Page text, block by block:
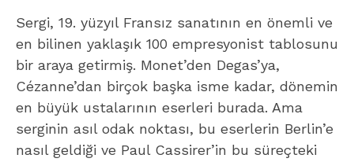
Sergi, 19. yüzyıl Fransız sanatının en önemli ve
en bilinen yaklaşık 100 empresyonist tablosunu
bir araya getirmiş. Monet’den Degas’ya,
Cézanne’dan birçok başka isme kadar, dönemin
en büyük ustalarının eserleri burada. Ama
serginin asıl odak noktası, bu eserlerin Berlin’e
nasıl geldiği ve Paul Cassirer’in bu süreçteki